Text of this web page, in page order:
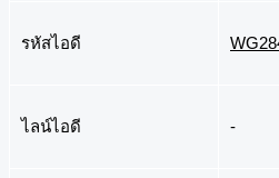
รหัสไอดี
ไลน์ไอดี -